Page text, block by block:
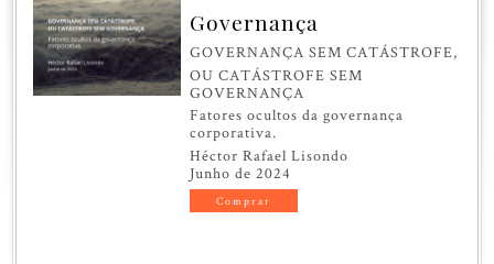
Governança
GOVERNANÇA SEM CATÁSTROFE,
OU CATÁSTROFE SEM
GOVERNANÇA
Fatores ocultos da governança
corporativa.
Héctor Rafael Lisondo
Junho de 2024
Comprar